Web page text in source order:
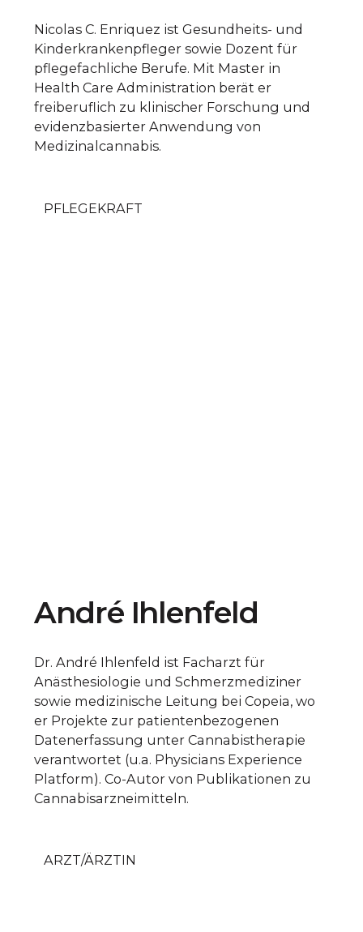
Nicolas C. Enriquez ist Gesundheits- und
Kinderkrankenpfleger sowie Dozent für
pflegefachliche Berufe. Mit Master in
Health Care Administration berät er
freiberuflich zu klinischer Forschung und
evidenzbasierter Anwendung von
Medizinalcannabis.
PFLEGEKRAFT
André Ihlenfeld
Dr. André Ihlenfeld ist Facharzt für
Anästhesiologie und Schmerzmediziner
sowie medizinische Leitung bei Copeia, wo
er Projekte zur patientenbezogenen
Datenerfassung unter Cannabistherapie
verantwortet (u.a. Physicians Experience
Platform). Co-Autor von Publikationen zu
Cannabisarzneimitteln.
ARZT/ÄRZTIN